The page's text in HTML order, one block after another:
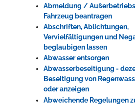
Abmeldung /
Fahrzeug beantragen
Abschriften, Ablichtungen,
Vervielfältigungen und
beglaubigen lassen
Abwasser entsorgen
Abwasserbeseitigung -
Beseitigung von
oder anzeigen
Abweichende Regelungen